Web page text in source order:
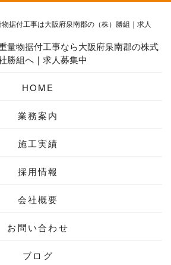
量物据付工事なら大阪府泉南郡の株式
勝組へ｜求人募集中
HOME
業務案内
施工実績
採用情報
会社概要
お問い合わせ
ブログ